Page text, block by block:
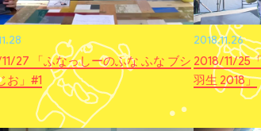
27 「ふなっしーのふな ふな ブシ
お」#1
2018.11.26
2018/11/25
羽生 2018」